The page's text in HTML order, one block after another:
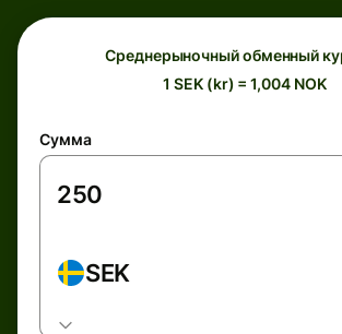
Среднерыночный обменный
1 SEK (kr) = 1,004 NOK
Сумма
SEK